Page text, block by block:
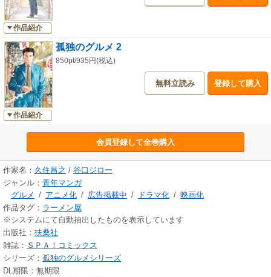
作品紹介
作品紹介
孤独のグルメ 2
850pt/935円(税込)
無料立読み 登録して購入
会員登録して全巻購入
作家名： 久住昌之 / 谷口ジロー
ジャンル： 青年マンガ
グルメ / アニメ化 / 広告掲載中 / ドラマ化 / 映画化
作品タグ： ラーメン屋
※システムにて自動抽出したものを表示しています
出版社： 扶桑社
雑誌： ＳＰＡ！コミックス
シリーズ： 孤独のグルメシリーズ
DL期限：無期限